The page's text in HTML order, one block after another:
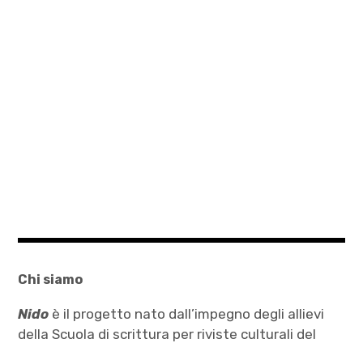
Chi siamo
Nido è il progetto nato dall’impegno degli allievi
della Scuola di scrittura per riviste culturali del